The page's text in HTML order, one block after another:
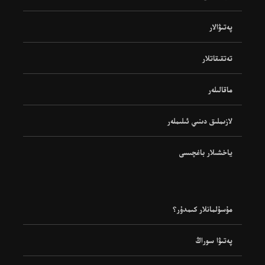
پەتىۋالار
تەتقىقاتلار
ماقالىلەر
لازىملىق دىنىي ئىلىملەر
ياخشىلار باغچىسى
مۇسۇلمانلار كىمدۇر؟
پەتىۋا سوراڭ